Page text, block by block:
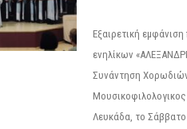
Εξαιρετική
ενηλίκων
Συνάντηση
Λευκάδα, το